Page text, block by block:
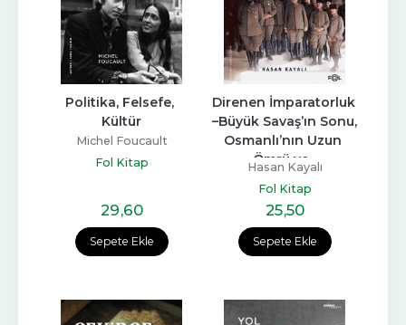
Sepete Ekle
Politika, Felsefe,
Kültür
Michel Foucault
Fol Kitap
29,60
Sepete Ekle
Direnen İmparatorluk
–Büyük Savaş’ın Sonu,
Osmanlı’nın Uzun
Ömrü ve...
Hasan Kayalı
Fol Kitap
25,50